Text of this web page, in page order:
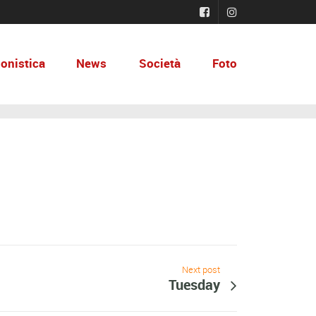
News Società Foto
Next post
Tuesday